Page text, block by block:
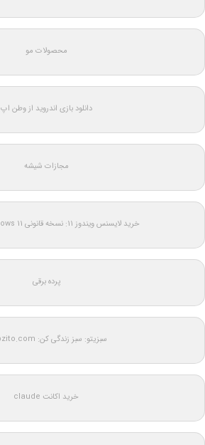
محصولات مو
دانلود بازی اندروید از وطن اپ
مجازات شیشه
خرید لایسنس ویندوز 11: نسخه قانونی Windows 11 اورجینال
پرده برقی
سبزیتو: سبز زندگی کن: Sabzito.com
خرید اکانت claude